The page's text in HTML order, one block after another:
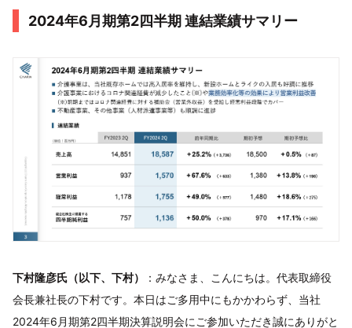
2024年6月期第2四半期 連結業績サマリー
下村隆彦氏（以下、下村）
：みなさま、こんにちは。代表取締役
会長兼社長の下村です。本日はご多用中にもかかわらず、当社
2024年6月期第2四半期決算説明会にご参加いただき誠にありがと